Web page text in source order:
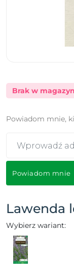
Brak w
Powiadom mnie,
Powiadom mnie
Lawenda
Wybierz wariant: